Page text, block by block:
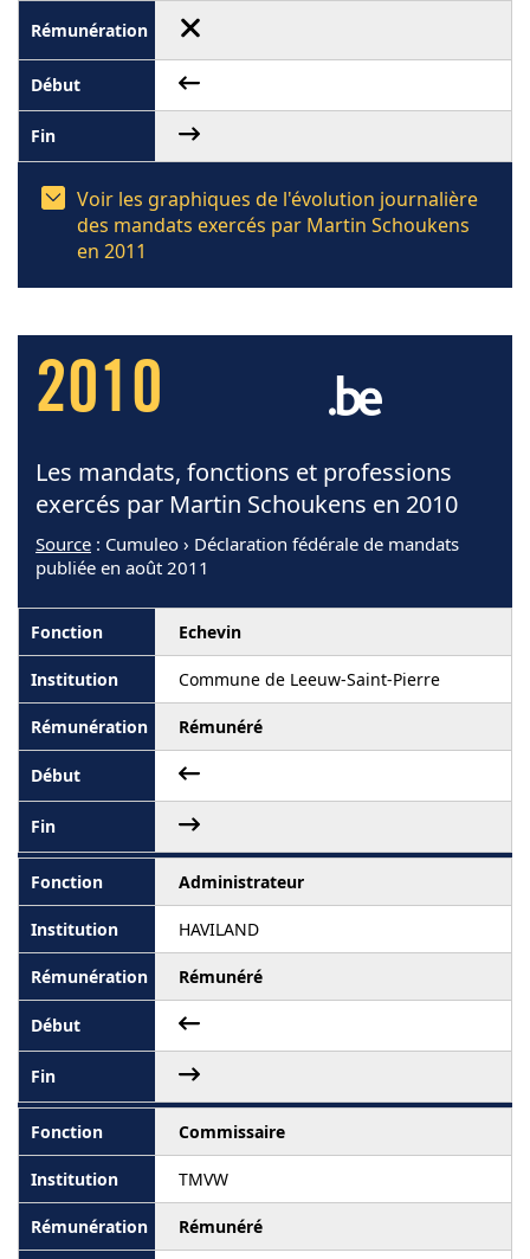
Voir les graphiques de l'évolution journalière
des mandats exercés par Martin Schoukens
en 2011
2010
Les mandats, fonctions et professions
exercés par Martin Schoukens en 2010
Source : Cumuleo › Déclaration fédérale de mandats
publiée en août 2011
Echevin
Commune de Leeuw-Saint-Pierre
Rémunéré
Administrateur
HAVILAND
Rémunéré
Commissaire
TMVW
Rémunéré